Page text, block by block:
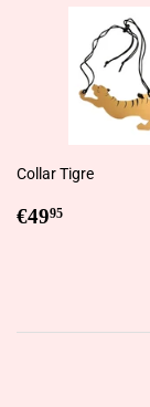
Collar Tigre
Regular
€4995